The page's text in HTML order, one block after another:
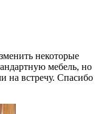
некоторые
мебель, но
на встречу. Спасибо